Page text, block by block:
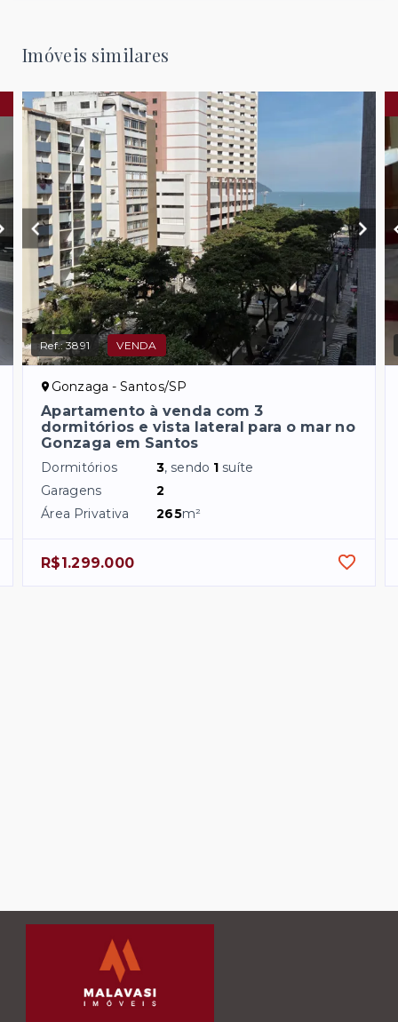
Imóveis similares
Ref.:3891 VENDA
Gonzaga - Santos/SP
Apartamento à venda com 3
dormitórios e vista lateral para o mar no
Gonzaga em Santos
Dormitórios 3, sendo 1 suíte
Garagens
2
Área Privativa
265m²
R$1.299.000